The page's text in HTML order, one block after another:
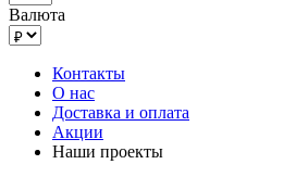
Валюта
Контакты
О нас
Доставка и оплата
Акции
Наши проекты